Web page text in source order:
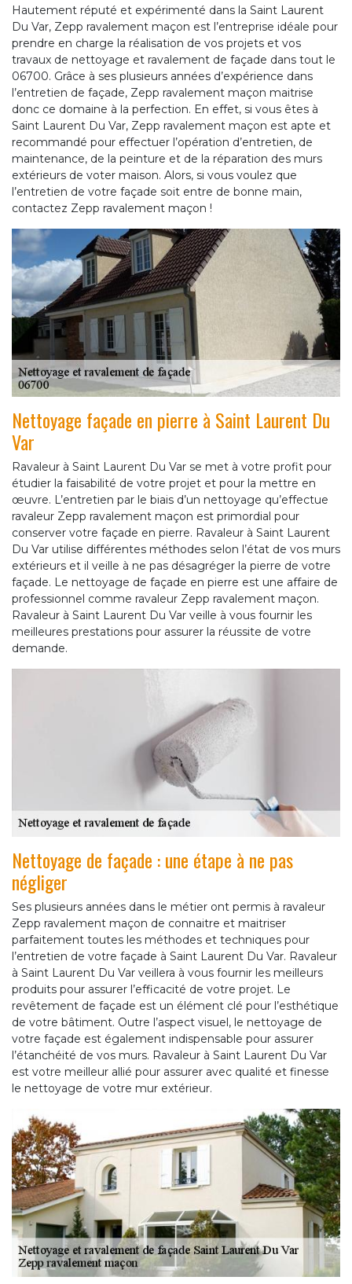
Hautement réputé et expérimenté dans la Saint Laurent
Du Var, Zepp ravalement maçon est l’entreprise idéale pour
prendre en charge la réalisation de vos projets et vos
travaux de nettoyage et ravalement de façade dans tout le
06700. Grâce à ses plusieurs années d’expérience dans
l’entretien de façade, Zepp ravalement maçon maitrise
donc ce domaine à la perfection. En effet, si vous êtes à
Saint Laurent Du Var, Zepp ravalement maçon est apte et
recommandé pour effectuer l’opération d’entretien, de
maintenance, de la peinture et de la réparation des murs
extérieurs de voter maison. Alors, si vous voulez que
l’entretien de votre façade soit entre de bonne main,
contactez Zepp ravalement maçon !
Nettoyage façade en pierre à Saint Laurent Du
Var
Ravaleur à Saint Laurent Du Var se met à votre profit pour
étudier la faisabilité de votre projet et pour la mettre en
œuvre. L’entretien par le biais d’un nettoyage qu’effectue
ravaleur Zepp ravalement maçon est primordial pour
conserver votre façade en pierre. Ravaleur à Saint Laurent
Du Var utilise différentes méthodes selon l’état de vos murs
extérieurs et il veille à ne pas désagréger la pierre de votre
façade. Le nettoyage de façade en pierre est une affaire de
professionnel comme ravaleur Zepp ravalement maçon.
Ravaleur à Saint Laurent Du Var veille à vous fournir les
meilleures prestations pour assurer la réussite de votre
demande.
Nettoyage de façade : une étape à ne pas
négliger
Ses plusieurs années dans le métier ont permis à ravaleur
Zepp ravalement maçon de connaitre et maitriser
parfaitement toutes les méthodes et techniques pour
l’entretien de votre façade à Saint Laurent Du Var. Ravaleur
à Saint Laurent Du Var veillera à vous fournir les meilleurs
produits pour assurer l’efficacité de votre projet. Le
revêtement de façade est un élément clé pour l’esthétique
de votre bâtiment. Outre l’aspect visuel, le nettoyage de
votre façade est également indispensable pour assurer
l’étanchéité de vos murs. Ravaleur à Saint Laurent Du Var
est votre meilleur allié pour assurer avec qualité et finesse
le nettoyage de votre mur extérieur.